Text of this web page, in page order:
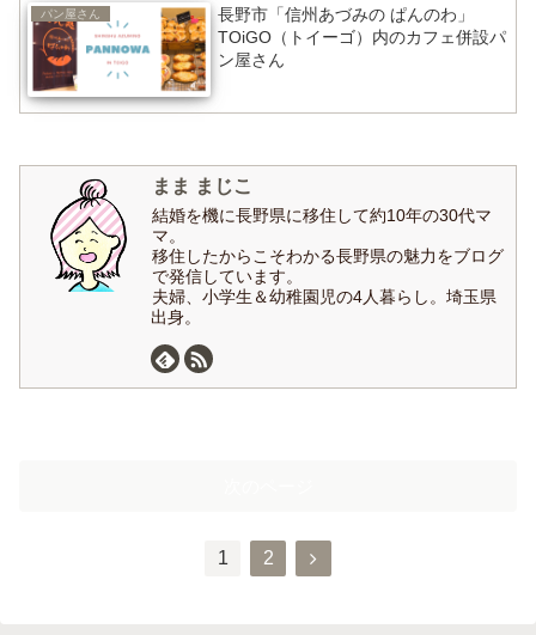
パン屋さん
長野市「信州あづみの ぱんのわ」
TOiGO（トイーゴ）内のカフェ併設パ
ン屋さん
まま まじこ
結婚を機に長野県に移住して約10年の30代マ
マ。
移住したからこそわかる長野県の魅力をブログ
で発信しています。
夫婦、小学生＆幼稚園児の4人暮らし。埼玉県
出身。
1 2